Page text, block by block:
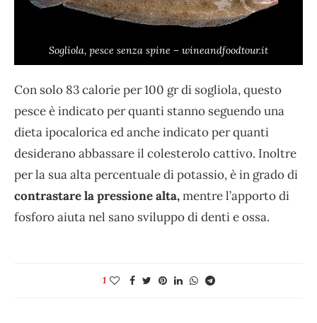
Sogliola, pesce senza spine – wineandfoodtour.it
Con solo 83 calorie per 100 gr di sogliola, questo
pesce è indicato per quanti stanno seguendo una
dieta ipocalorica ed anche indicato per quanti
desiderano abbassare il colesterolo cattivo. Inoltre
per la sua alta percentuale di potassio, è in grado di
contrastare la pressione alta,mentre l’apporto di
fosforo aiuta nel sano sviluppo di denti e ossa.
1